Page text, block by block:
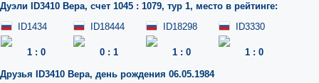
Дуэли ID3410 Вера, счет 1045 : 1079, тур 1, место в рейтинге:
ID1434
1 : 0
ID18444
0 : 1
ID18298
1 : 0
ID3330
1 : 0
Друзья ID3410 Вера, день рождения 06.05.1984